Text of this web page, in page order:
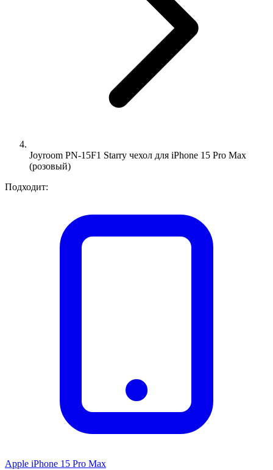
Joyroom PN-15F1 Starry чехол для iPhone 15 Pro Max
(розовый)
Подходит:
Apple iPhone 15 Pro Max